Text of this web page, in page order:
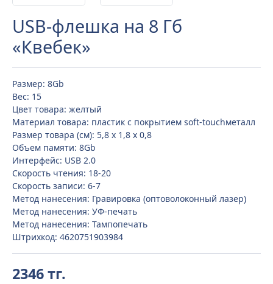
USB-флешка на 8 Гб
«Квебек»
Размер: 8Gb
Вес: 15
Цвет товара: желтый
Материал товара: пластик с покрытием soft-touchметалл
Размер товара (см): 5,8 х 1,8 х 0,8
Объем памяти: 8Gb
Интерфейс: USB 2.0
Скорость чтения: 18-20
Скорость записи: 6-7
Метод нанесения: Гравировка (оптоволоконный лазер)
Метод нанесения: УФ-печать
Метод нанесения: Тампопечать
Штрихкод: 4620751903984
2346 тг.